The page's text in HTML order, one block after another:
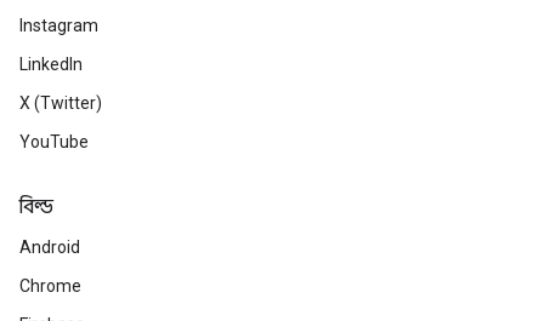
Instagram
LinkedIn
X (Twitter)
YouTube
বিল্ড
Android
Chrome